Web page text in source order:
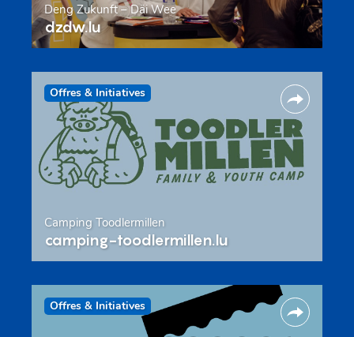
Deng Zukunft – Däi Wee
dzdw.lu
Offres & Initiatives
Camping Toodlermillen
camping-toodlermillen.lu
Offres & Initiatives